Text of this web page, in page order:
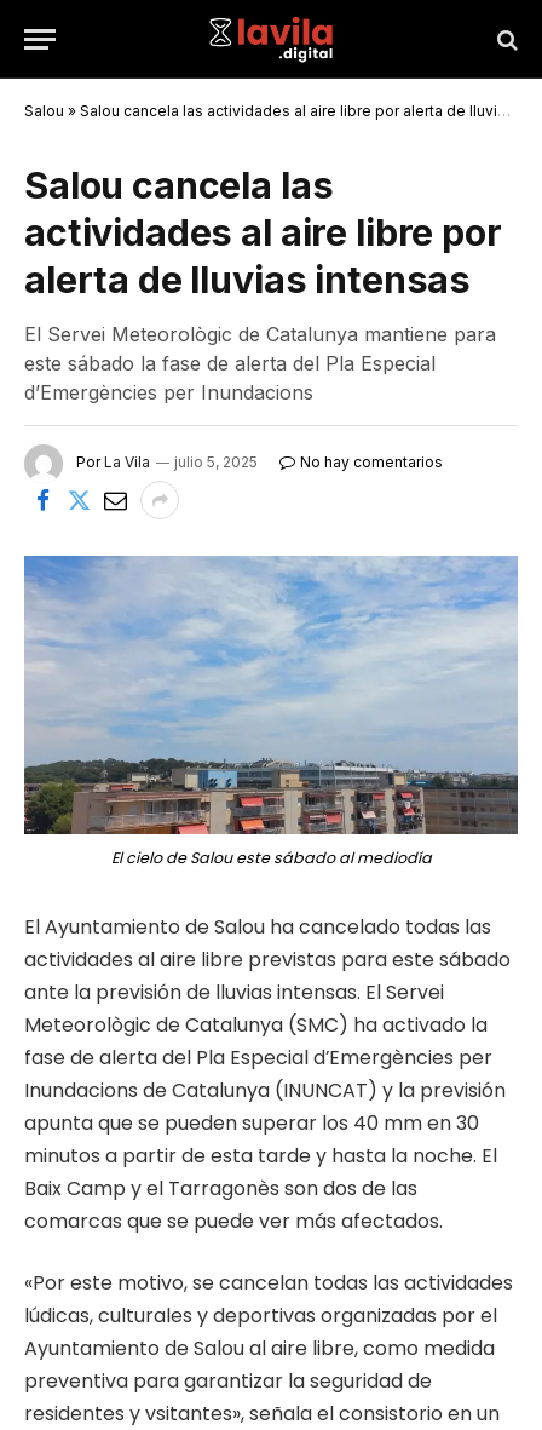
Salou » Salou cancela las actividades al aire libre por alerta de lluvias intensas
Salou cancela las
actividades al aire libre por
alerta de lluvias intensas
El Servei Meteorològic de Catalunya mantiene para
este sábado la fase de alerta del Pla Especial
d’Emergències per Inundacions
Por La Vila julio 5, 2025 No hay comentarios
El cielo de Salou este sábado al mediodía
El Ayuntamiento de Salou ha cancelado todas las
actividades al aire libre previstas para este sábado
ante la previsión de lluvias intensas. El Servei
Meteorològic de Catalunya (SMC) ha activado la
fase de alerta del Pla Especial d’Emergències per
Inundacions de Catalunya (INUNCAT) y la previsión
apunta que se pueden superar los 40 mm en 30
minutos a partir de esta tarde y hasta la noche. El
Baix Camp y el Tarragonès son dos de las
comarcas que se puede ver más afectados.
«Por este motivo, se cancelan todas las actividades
lúdicas, culturales y deportivas organizadas por el
Ayuntamiento de Salou al aire libre, como medida
preventiva para garantizar la seguridad de
residentes y vsitantes», señala el consistorio en un